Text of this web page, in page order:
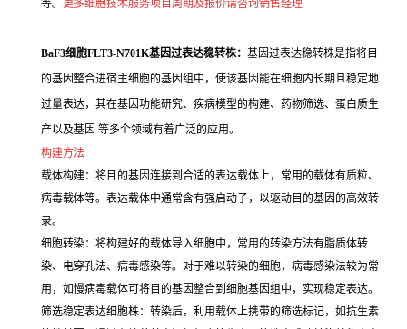
等。 更多细胞技术服务项目周期及报价请咨询销售经理
BaF3细胞FLT3-N701K基因过表达稳转株： 基因过表达稳转株是指将目
的基因整合进宿主细胞的基因组中，使该基因能在细胞内长期且稳定地
过量表达，其在基因功能研究、疾病模型的构建、药物筛选、蛋白质生
产以及基因 等多个领域有着广泛的应用。
构建方法
载体构建：将目的基因连接到合适的表达载体上，常用的载体有质粒、
病毒载体等。表达载体中通常含有强启动子，以驱动目的基因的高效转
录。
细胞转染：将构建好的载体导入细胞中，常用的转染方法有脂质体转
染、电穿孔法、病毒感染等。对于难以转染的细胞，病毒感染法较为常
用，如慢病毒载体可将目的基因整合到细胞基因组中，实现稳定表达。
筛选稳定表达细胞株：转染后，利用载体上携带的筛选标记，如抗生素